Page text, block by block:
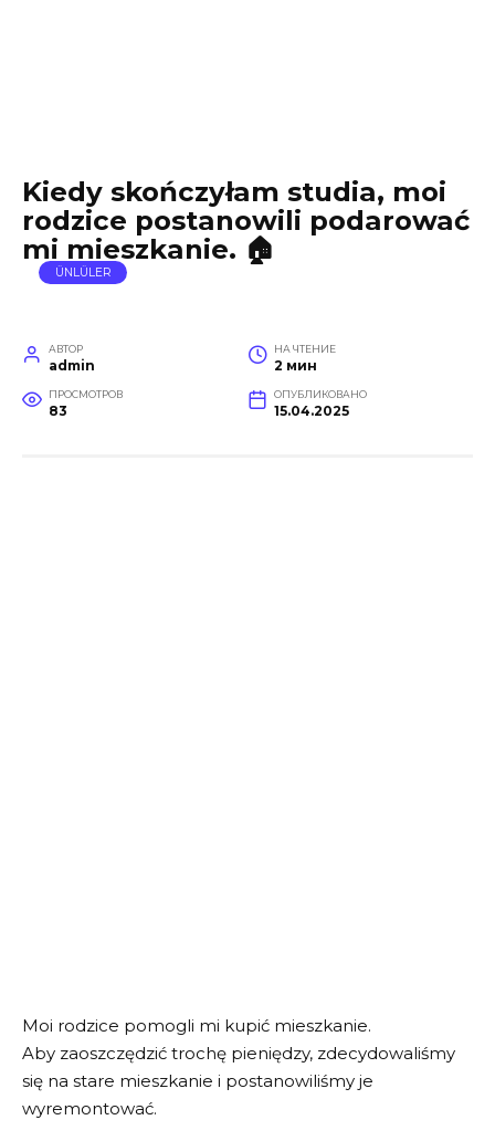
Kiedy skończyłam studia, moi
rodzice postanowili podarować
mi mieszkanie. 🏠
ÜNLÜLER
АВТОР
admin
НА ЧТЕНИЕ
2 мин
ПРОСМОТРОВ
83
ОПУБЛИКОВАНО
15.04.2025
Moi rodzice pomogli mi kupić mieszkanie.
Aby zaoszczędzić trochę pieniędzy, zdecydowaliśmy
się na stare mieszkanie i postanowiliśmy je
wyremontować.